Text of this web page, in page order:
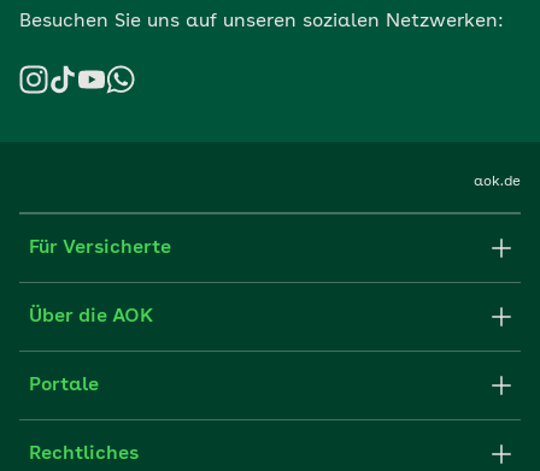
Besuchen Sie uns auf unseren sozialen Netzwerken:
aok.de
Für Versicherte
Formulare und Anträge
FAQ
Über die AOK
Struktur & Verwaltung
Portale
Fachportal für Arbeitgeber
Rechtliches